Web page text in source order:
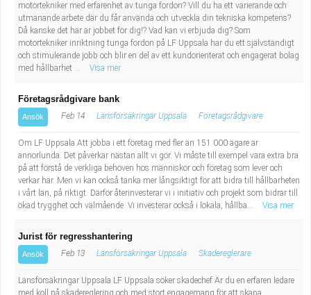
motortekniker med erfarenhet av tunga fordon? Vill du ha ett varierande och
utmanande arbete där du får använda och utveckla din tekniska kompetens?
Då kanske det här är jobbet för dig!? Vad kan vi erbjuda dig? Som
motortekniker inriktning tunga fordon på LF Uppsala har du ett självständigt
och stimulerande jobb och blir en del av ett kundorienterat och engagerat bolag
med hållbarhet ...
Visa mer
Företagsrådgivare bank
Ansök Feb 14 Länsförsäkringar Uppsala Företagsrådgivare
Om LF Uppsala Att jobba i ett företag med fler än 151 000 ägare är
annorlunda. Det påverkar nästan allt vi gör. Vi måste till exempel vara extra bra
på att förstå de verkliga behoven hos människor och företag som lever och
verkar här. Men vi kan också tänka mer långsiktigt för att bidra till hållbarheten
i vårt län, på riktigt. Därför återinvesterar vi i initiativ och projekt som bidrar till
ökad trygghet och välmående. Vi investerar också i lokala, hållba...
Visa mer
Jurist för regresshantering
Ansök Feb 13 Länsförsäkringar Uppsala Skadereglerare
Länsförsäkringar Uppsala LF Uppsala söker skadechef Är du en erfaren ledare
med koll på skadereglering och med stort engagemang för att skapa